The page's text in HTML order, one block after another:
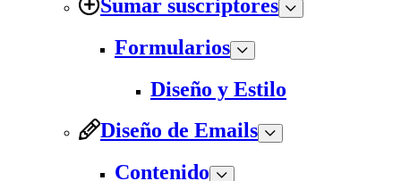
Sumar suscriptores
Formularios
Diseño y Estilo
Diseño de Emails
Contenido